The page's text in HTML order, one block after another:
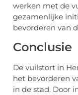
werken met de
gezamenlijke
bevorderen van
Conclusie
De vuilstort in
het bevorderen
in de stad. Door